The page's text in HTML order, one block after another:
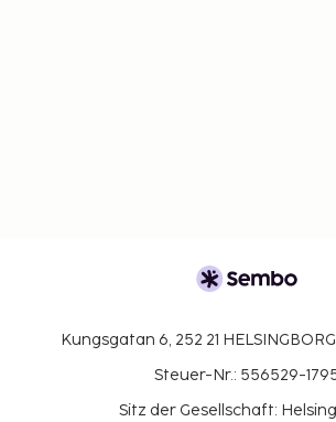
Kungsgatan 6, 252 21
Steuer-Nr.: 556529-
Sitz der Gesellschaft: